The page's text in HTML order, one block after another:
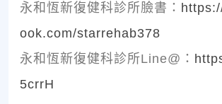
永和恆新復健科診所臉書：
ook.com/starrehab378
永和恆新復健科診所Line@：
5crrH